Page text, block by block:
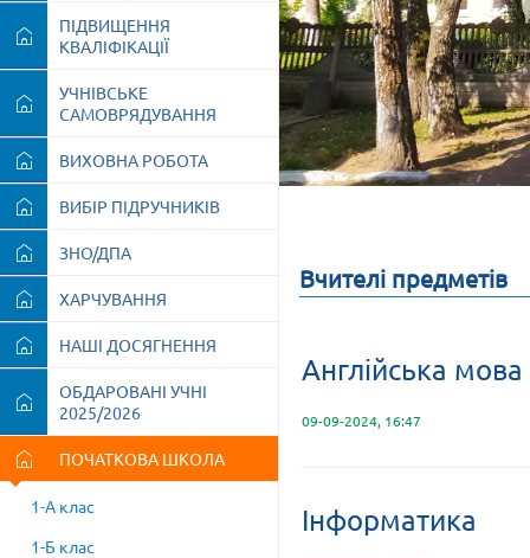
ПІДВИЩЕННЯ
КВАЛІФІКАЦІЇ
УЧНІВСЬКЕ
САМОВРЯДУВАННЯ
ВИХОВНА РОБОТА
ВИБІР ПІДРУЧНИКІВ
ЗНО/ДПА
ХАРЧУВАННЯ
НАШІ ДОСЯГНЕННЯ
ОБДАРОВАНІ УЧНІ
2025/2026
ПОЧАТКОВА ШКОЛА
1-А клас
1-Б клас
Вчителі предметів
Англійська мова
09-09-2024, 16:47
Інформатика